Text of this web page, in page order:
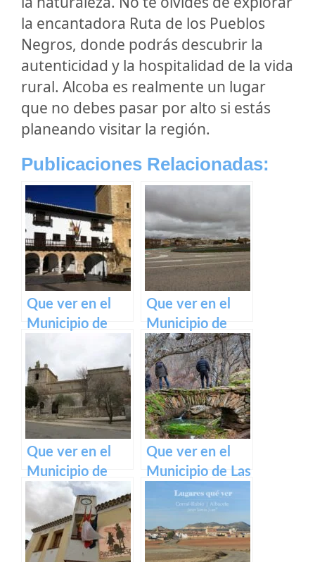
la encantadora Ruta de los Pueblos
Negros, donde podrás descubrir la
autenticidad y la hospitalidad de la vida
rural. Alcoba es realmente un lugar
que no debes pasar por alto si estás
planeando visitar la región.
Publicaciones Relacionadas:
Que ver en el
Municipio de
Mancha en
Castilla La
Mancha
Que ver en el
Municipio de
Pozorrubielos de
la Mancha en
Castilla La
Mancha
Que ver en el
Municipio de
Canredondo en
Castilla La
Mancha
Que ver en el
Municipio de Las
Navas de
Jadraque en
Castilla La
Mancha